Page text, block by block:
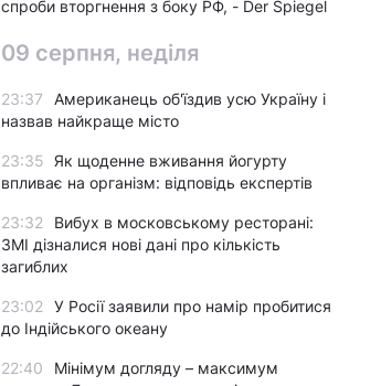
спроби вторгнення з боку РФ, - Der Spiegel
09 серпня, неділя
23:37
Американець об'їздив усю Україну і
назвав найкраще місто
23:35 Як щоденне вживання йогурту
впливає на організм: відповідь експертів
23:32
Вибух в московському ресторані:
ЗМІ дізналися нові дані про кількість
загиблих
23:02
У Росії заявили про намір пробитися
до Індійського океану
22:40
Мінімум догляду – максимум